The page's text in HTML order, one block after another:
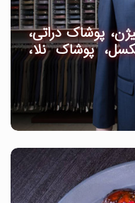
پوشاک دراتی،
پوشاک نلا،